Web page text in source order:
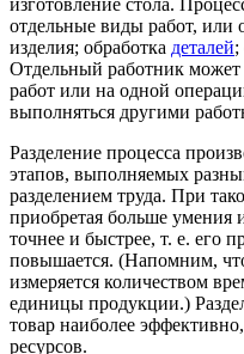
изготовление стола.
отдельные виды работ, или
изделия; обработка деталей;
Отдельный работник может
работ или на одной
выполняться другими
Разделение процесса
этапов, выполняемых
разделением труда. При
приобретая больше умения
точнее и быстрее, т. е. его
повышается. (Напомним,
измеряется количеством
единицы продукции.)
товар наиболее
ресурсов.